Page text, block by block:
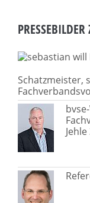
Schatzmeister,